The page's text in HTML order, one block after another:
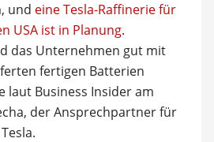
und eine Tesla-Raffinerie für
USA ist in Planung.
das Unternehmen gut mit
fertigen Batterien
laut Business Insider am
der Ansprechpartner für